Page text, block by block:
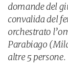
domande del
convalida del
orchestrato
Parabiago
altre 5 persone.